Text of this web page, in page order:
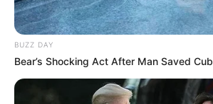
FOLLOW US ON:
BUZZ DAY
Bear’s Shocking Act After Man Saved Cub